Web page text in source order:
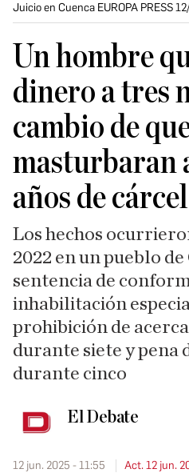
Juicio en Cuenca EUROPA PRESS
Un hombre
dinero a tres
cambio de
masturbaran
años de cárcel
Los hechos
2022 en un pueblo de
sentencia de
inhabilitación
prohibición de
durante siete y pena
durante cinco
El Debate
12 jun. 2025 - 11:55 Act. 12 jun.